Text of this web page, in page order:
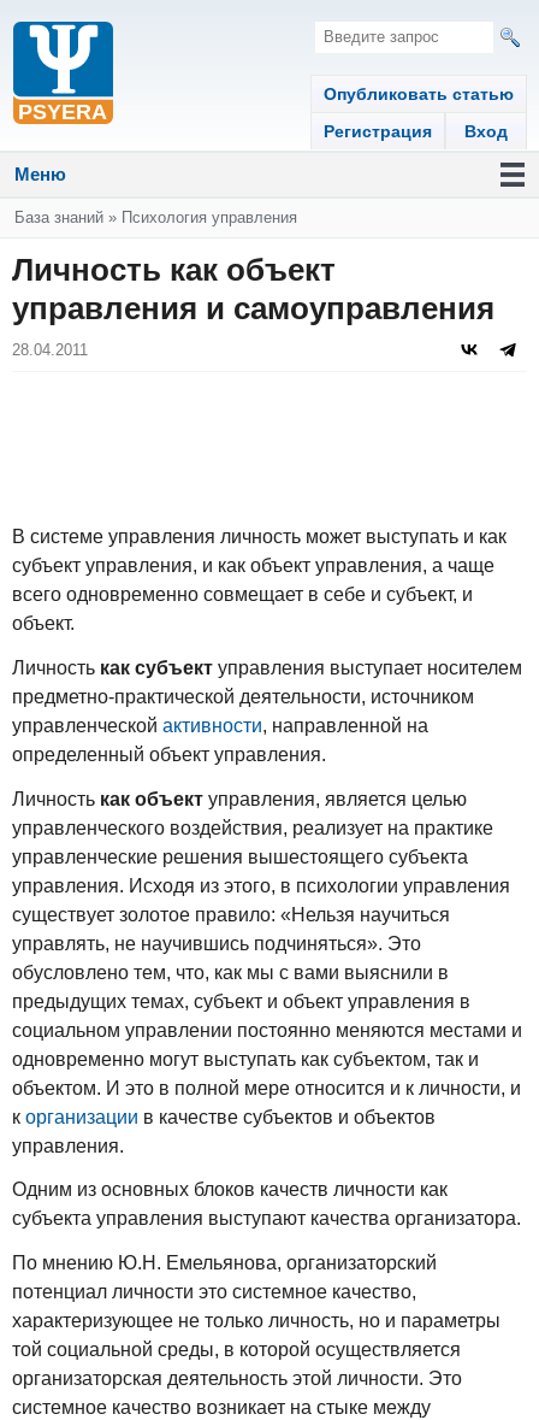
Опубликовать статью
Регистрация
Вход
Меню
Вы здесь
База знаний » Психология управления
Личность как объект
управления и самоуправления
28.04.2011
В системе управления личность может выступать и как
субъект управления, и как объект управления, а чаще
всего одновременно совмещает в себе и субъект, и
объект.
Личность как субъект управления выступает носителем
предметно-практической деятельности, источником
управленческой активности, направленной на
определенный объект управления.
Личность как объект управления, является целью
управленческого воздействия, реализует на практике
управленческие решения вышестоящего субъекта
управления. Исходя из этого, в психологии управления
существует золотое правило: «Нельзя научиться
управлять, не научившись подчиняться». Это
обусловлено тем, что, как мы с вами выяснили в
предыдущих темах, субъект и объект управления в
социальном управлении постоянно меняются местами и
одновременно могут выступать как субъектом, так и
объектом. И это в полной мере относится и к личности, и
к организации в качестве субъектов и объектов
управления.
Одним из основных блоков качеств личности как
субъекта управления выступают качества организатора.
По мнению Ю.Н. Емельянова, организаторский
потенциал личности это системное качество,
характеризующее не только личность, но и параметры
той социальной среды, в которой осуществляется
организаторская деятельность этой личности. Это
системное качество возникает на стыке между